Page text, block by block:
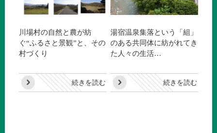
川場村の自然と農が紡
ぐ“ふるさと景観”と、その
村づくり
続きを読む
湯宿温泉集落という「組」
のある共同体に紡がれてき
た人々の生活…
続きを読む